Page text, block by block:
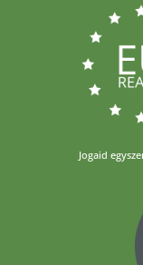
Jogaid